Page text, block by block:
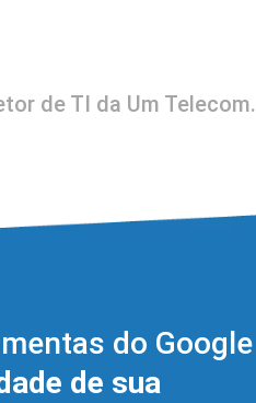
de TI da Um Telecom.
do Google
de sua